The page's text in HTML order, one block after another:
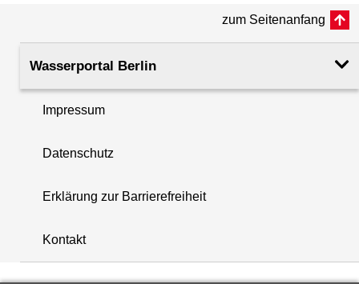
+
−
zum Seitenanfang
Wasserportal Berlin
Impressum
Datenschutz
Erklärung zur Barrierefreiheit
Kontakt